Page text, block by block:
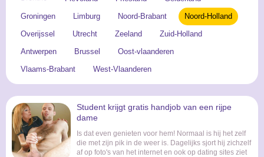
Groningen
Limburg Noord-Brabant
Noord-Holland
Overijssel
Utrecht Zeeland
Zuid-Holland
Antwerpen
Brussel
Oost-vlaanderen
Vlaams-Brabant
West-Vlaanderen
Student krijgt gratis handjob van een rijpe
dame
Is dat even genieten voor hem! Normaal is hij het zelf
die met zijn pik in de weer is. Dagelijks sjort hij zichzelf
af op foto's van het internet en ook op dating sites ziet